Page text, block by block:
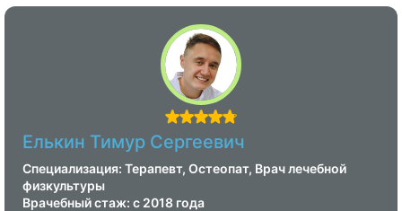
Елькин Тимур Сергеевич
Специализация: Терапевт, Остеопат, Врач лечебной
физкультуры
Врачебный стаж: с 2018 года